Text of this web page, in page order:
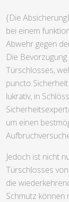
{Die
bei einem
Abwehr gegen
Die
Türschlosses,
puncto
lukrativ, in
um einen
Jedoch ist nicht
Türschlosses
die
Schmutz können